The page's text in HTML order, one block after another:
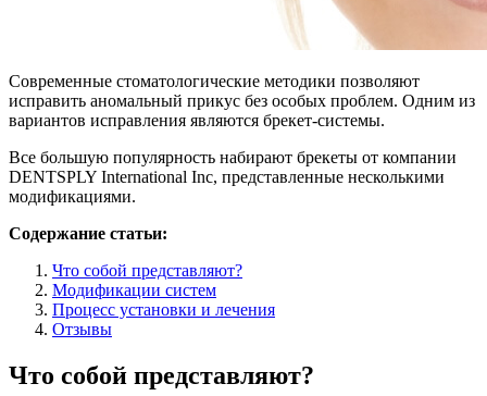
Современные стоматологические методики позволяют
исправить аномальный прикус без особых проблем. Одним из
вариантов исправления являются брекет-системы.
Все большую популярность набирают брекеты от компании
DENTSPLY International Inc, представленные несколькими
модификациями.
Содержание статьи:
Что собой представляют?
Модификации систем
Процесс установки и лечения
Отзывы
Что собой представляют?